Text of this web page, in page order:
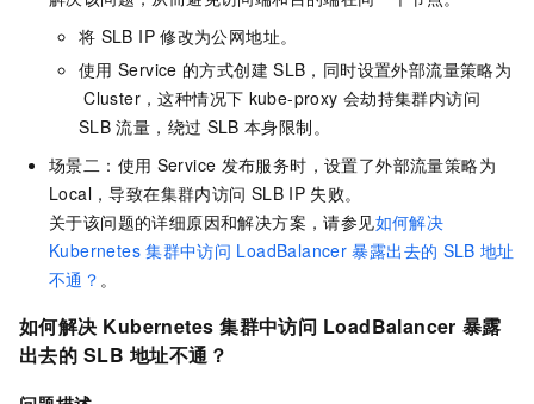
将 SLB IP 修改为公网地址。
使用 Service 的方式创建 SLB，同时设置外部流量策略为
Cluster，这种情况下 kube-proxy 会劫持集群内访问
SLB 流量，绕过 SLB 本身限制。
场景二：使用 Service 发布服务时，设置了外部流量策略为
Local，导致在集群内访问 SLB IP 失败。
关于该问题的详细原因和解决方案，请参见如何解决
Kubernetes 集群中访问 LoadBalancer 暴露出去的 SLB 地址
不通？ 。
如何解决 Kubernetes 集群中访问 LoadBalancer 暴露
出去的 SLB 地址不通？